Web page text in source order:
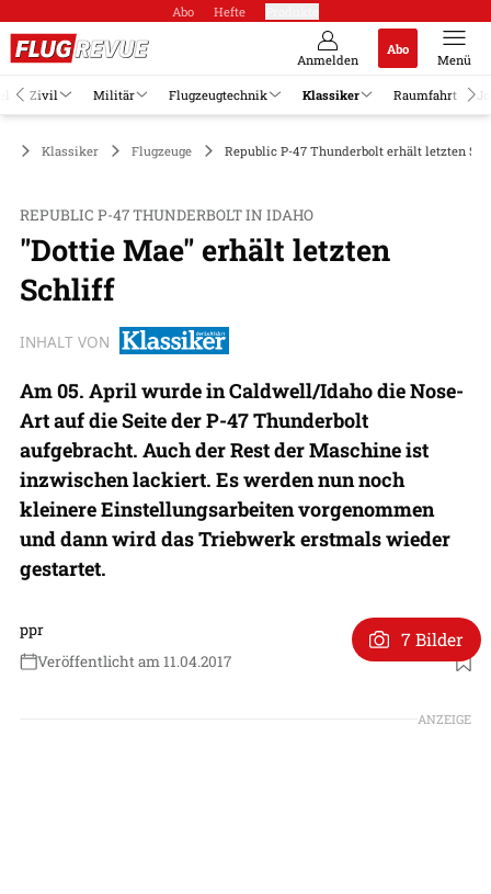
Abo Hefte
Anmelden
Abo
Menü
Zivil Militär Flugzeugtechnik Klassiker Raumfahrt
Klassiker Flugzeuge Republic P-47 Thunderbolt erhält letzten
REPUBLIC P-47 THUNDERBOLT IN IDAHO
"Dottie Mae" erhält letzten
Schliff
INHALT VON
Am 05. April wurde in Caldwell/Idaho die Nose-
Art auf die Seite der P-47 Thunderbolt
aufgebracht. Auch der Rest der Maschine ist
inzwischen lackiert. Es werden nun noch
kleinere Einstellungsarbeiten vorgenommen
und dann wird das Triebwerk erstmals wieder
gestartet.
ppr
Veröffentlicht am 11.04.2017
7 Bilder
ANZEIGE